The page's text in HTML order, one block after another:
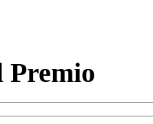
Premio